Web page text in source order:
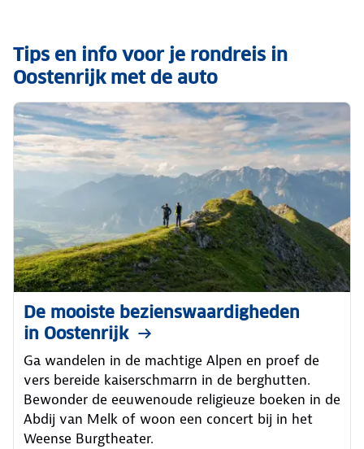
Tips en info voor je rondreis in
Oostenrijk met de auto
De mooiste bezienswaardigheden
in Oostenrijk
Ga wandelen in de machtige Alpen en proef de
vers bereide kaiserschmarrn in de berghutten.
Bewonder de eeuwenoude religieuze boeken in de
Abdij van Melk of woon een concert bij in het
Weense Burgtheater.